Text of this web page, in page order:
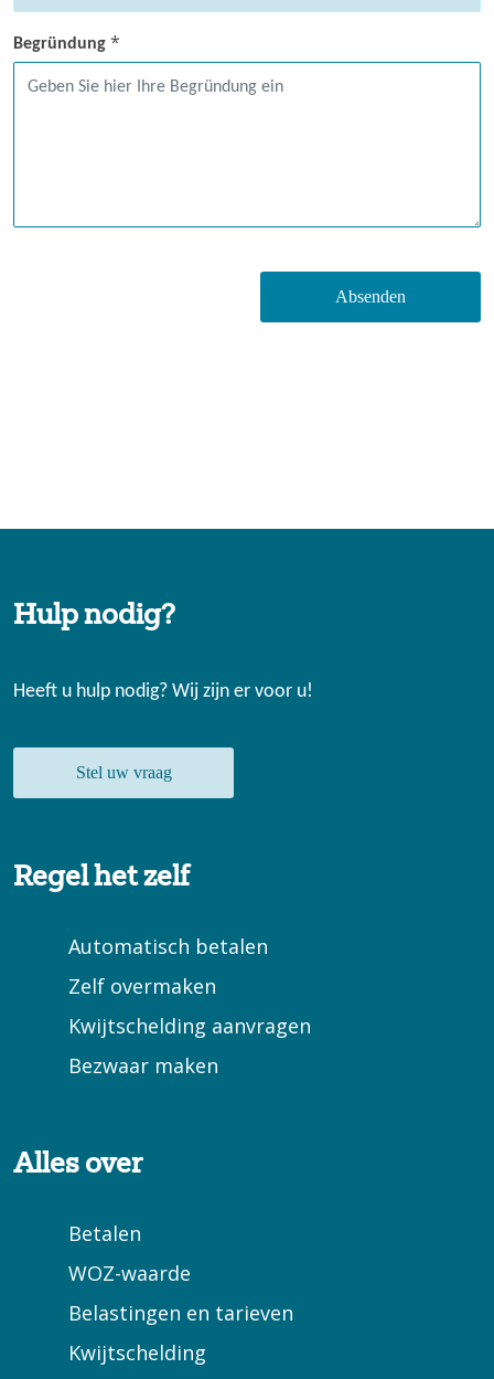
Begründung *
Absenden
Hulp nodig?
Heeft u hulp nodig? Wij zijn er voor u!
Stel uw vraag
Regel het zelf
Automatisch betalen
Zelf overmaken
Kwijtschelding aanvragen
Bezwaar maken
Alles over
Betalen
WOZ-waarde
Belastingen en tarieven
Kwijtschelding